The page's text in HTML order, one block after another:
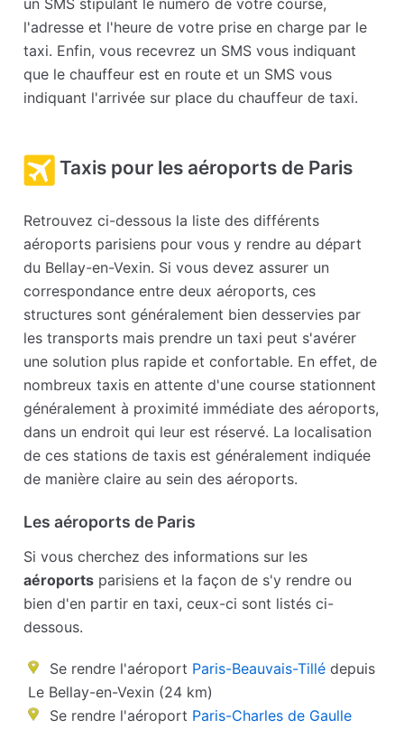
un SMS stipulant le numéro de votre course,
l'adresse et l'heure de votre prise en charge par le
taxi. Enfin, vous recevrez un SMS vous indiquant
que le chauffeur est en route et un SMS vous
indiquant l'arrivée sur place du chauffeur de taxi.
Taxis pour les aéroports de Paris
Retrouvez ci-dessous la liste des différents
aéroports parisiens pour vous y rendre au départ
du Bellay-en-Vexin. Si vous devez assurer un
correspondance entre deux aéroports, ces
structures sont généralement bien desservies par
les transports mais prendre un taxi peut s'avérer
une solution plus rapide et confortable. En effet, de
nombreux taxis en attente d'une course stationnent
généralement à proximité immédiate des aéroports,
dans un endroit qui leur est réservé. La localisation
de ces stations de taxis est généralement indiquée
de manière claire au sein des aéroports.
Les aéroports de Paris
Si vous cherchez des informations sur les
aéroports parisiens et la façon de s'y rendre ou
bien d'en partir en taxi, ceux-ci sont listés ci-
dessous.
Se rendre l'aéroport Paris-Beauvais-Tillé depuis
Le Bellay-en-Vexin (24 km)
Se rendre l'aéroport Paris-Charles de Gaulle